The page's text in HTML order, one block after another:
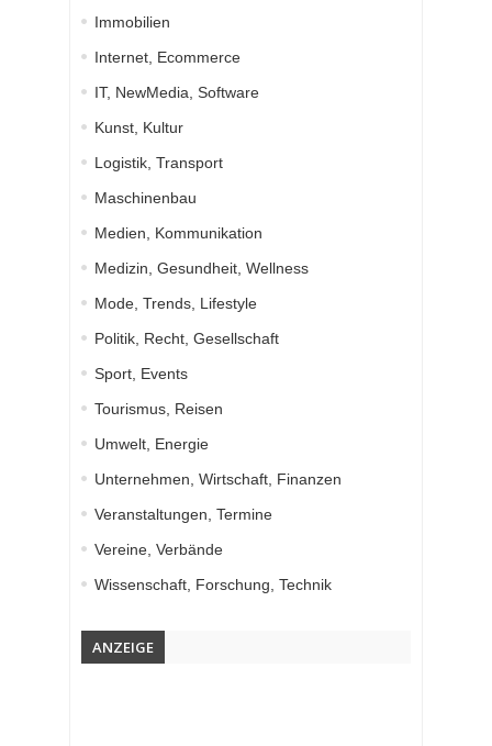
Immobilien
Internet, Ecommerce
IT, NewMedia, Software
Kunst, Kultur
Logistik, Transport
Maschinenbau
Medien, Kommunikation
Medizin, Gesundheit, Wellness
Mode, Trends, Lifestyle
Politik, Recht, Gesellschaft
Sport, Events
Tourismus, Reisen
Umwelt, Energie
Unternehmen, Wirtschaft, Finanzen
Veranstaltungen, Termine
Vereine, Verbände
Wissenschaft, Forschung, Technik
ANZEIGE